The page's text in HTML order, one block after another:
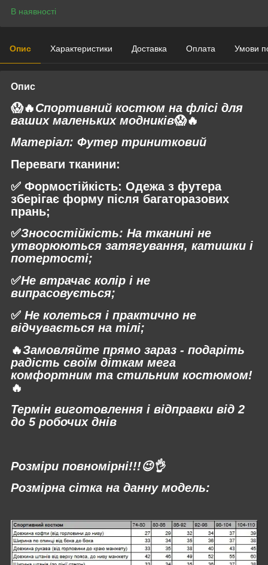
В наявності
Опис Характеристики Доставка Оплата Умови
Опис
😱🔥Спортивний костюм на флісі для
ваших маленьких модників😱🔥
Матеріал: Футер тринитковий
Переваги тканини:
✅ Формостійкість: Одежа з футера
зберігає форму після багаторазових
прань;
✅Зносостійкість: На тканині не
утворюються затягування, катишки і
потертості;
✅Не втрачає колір і не
випрасовується;
✅ Не колеться і практично не
відчувається на тілі;
🔥Замовляйте прямо зараз - подаріть
радість своїм діткам мега
комфортним та стильним костюмом!
🔥
Термін виготовлення і відправки від 2
до 5 робочих днів
Розміри повномірні!!!😉👌
Розмірна сітка на данну модель: